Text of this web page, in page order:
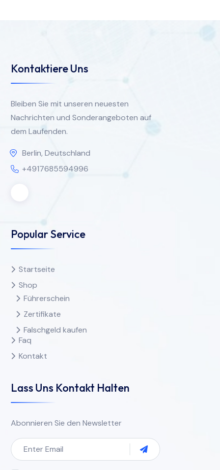
Kontaktiere Uns
Bleiben Sie mit unseren neuesten
Nachrichten und Sonderangeboten auf
dem Laufenden.
Berlin, Deutschland
+4917685594996
Popular Service
Startseite
Shop
Führerschein
Zertifikate
Falschgeld kaufen
Faq
Kontakt
Lass Uns Kontakt Halten
Abonnieren Sie den Newsletter